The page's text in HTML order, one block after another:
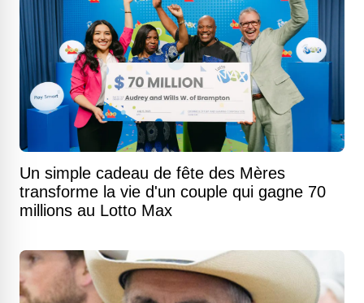
Un simple cadeau de fête des Mères
transforme la vie d'un couple qui gagne 70
millions au Lotto Max